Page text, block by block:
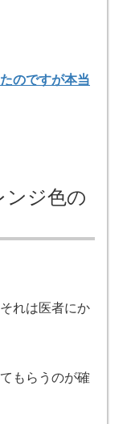
のですが本当
ジ色の
れは医者にか
もらうのが確